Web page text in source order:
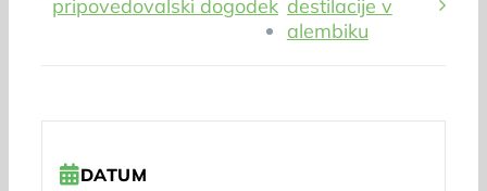
pripovedovalski dogodek destilacije v
alembiku
DATUM